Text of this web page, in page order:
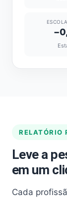
RELATÓRIO
Leve a
em um
Cada